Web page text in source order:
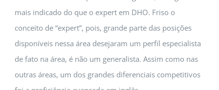
mais indicado do que o expert em DHO. Friso o
conceito de “expert”, pois, grande parte das posições
disponíveis nessa área desejaram um perfil especialista
de fato na área, é não um generalista. Assim como nas
outras áreas, um dos grandes diferenciais competitivos